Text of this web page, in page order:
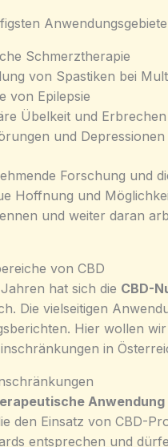
Schmerztherapie
von Spastiken bei
von Epilepsie
Übelkeit und Erbrechen
und Depressionen
Forschung und
Hoffnung und
und weiter daran
von CBD
hat sich die CBD-
Die vielseitigen
Hier wollen
in
Anwendung
den Einsatz von CBD-
entsprechen und